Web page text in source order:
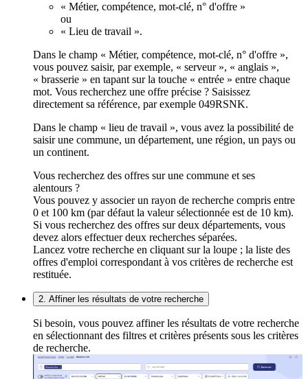
« Métier, compétence, mot-clé, n° d'offre »
ou
« Lieu de travail ».
Dans le champ « Métier, compétence, mot-clé, n° d'offre »,
vous pouvez saisir, par exemple, « serveur », « anglais »,
« brasserie » en tapant sur la touche « entrée » entre chaque
mot. Vous recherchez une offre précise ? Saisissez
directement sa référence, par exemple 049RSNK.
Dans le champ « lieu de travail », vous avez la possibilité de
saisir une commune, un département, une région, un pays ou
un continent.
Vous recherchez des offres sur une commune et ses
alentours ?
Vous pouvez y associer un rayon de recherche compris entre
0 et 100 km (par défaut la valeur sélectionnée est de 10 km).
Si vous recherchez des offres sur deux départements, vous
devez alors effectuer deux recherches séparées.
Lancez votre recherche en cliquant sur la loupe ; la liste des
offres d'emploi correspondant à vos critères de recherche est
restituée.
2. Affiner les résultats de votre recherche
Si besoin, vous pouvez affiner les résultats de votre recherche
en sélectionnant des filtres et critères présents sous les critères
de recherche.